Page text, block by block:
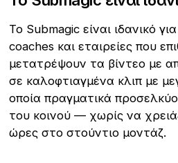
Το Submagic είναι ιδανικό
coaches και εταιρείες που
μετατρέψουν τα βίντεο με
σε καλοφτιαγμένα κλιπ με
οποία πραγματικά
του κοινού — χωρίς να
ώρες στο στούντιο μοντάζ.